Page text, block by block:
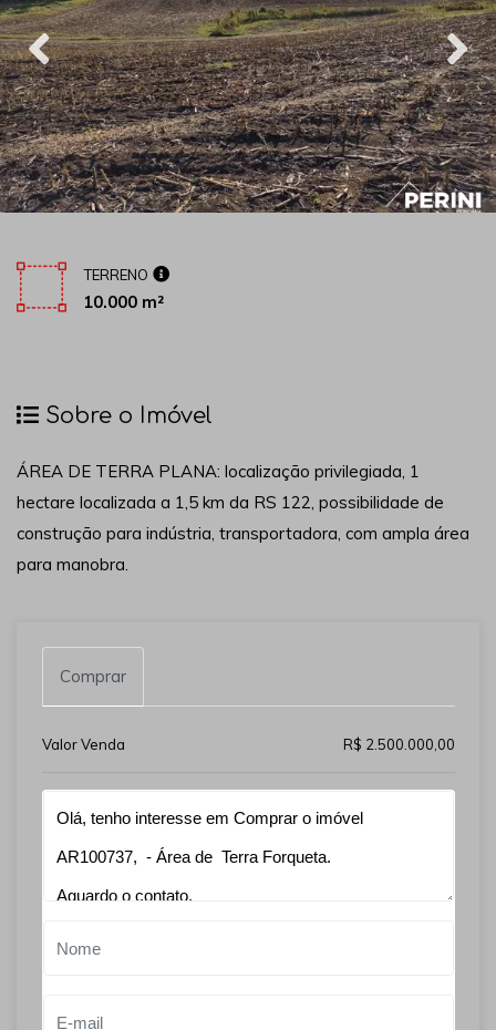
TERRENO
10.000 m²
Sobre o Imóvel
ÁREA DE TERRA PLANA: localização privilegiada, 1
hectare localizada a 1,5 km da RS 122, possibilidade de
construção para indústria, transportadora, com ampla área
para manobra.
Comprar
Valor Venda R$ 2.500.000,00